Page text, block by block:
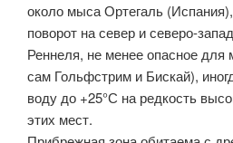
около мыса Ортегаль
поворот на север и северо-
Реннеля, не менее опасное для
сам Гольфстрим и Бискай),
воду до +25°С на редкость
этих мест.